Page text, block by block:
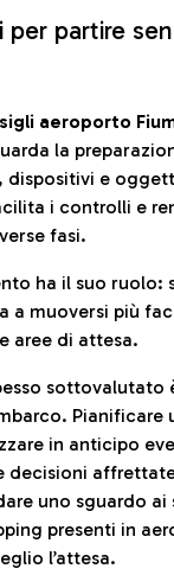
partire
aeroporto
la
dispositivi e
i controlli e
fasi.
ha il suo ruolo:
a muoversi più
aree di attesa.
sottovalutato
Pianificare
in anticipo
decisioni
uno sguardo ai
presenti in
l’attesa.